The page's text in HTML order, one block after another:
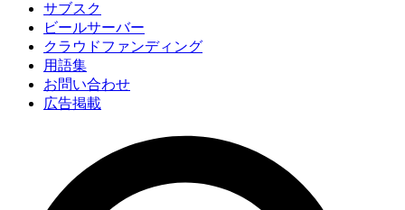
サブスク
ビールサーバー
クラウドファンディング
用語集
お問い合わせ
広告掲載